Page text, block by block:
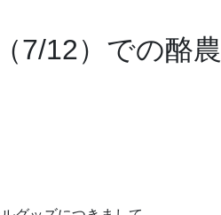
7/12）での酪